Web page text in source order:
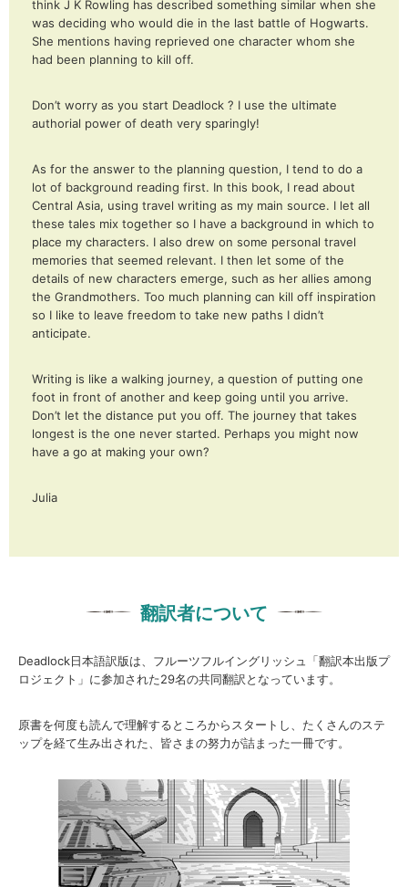
think J K Rowling has described something similar when she
was deciding who would die in the last battle of Hogwarts.
She mentions having reprieved one character whom she
had been planning to kill off.
Don’t worry as you start Deadlock ? I use the ultimate
authorial power of death very sparingly!
As for the answer to the planning question, I tend to do a
lot of background reading first. In this book, I read about
Central Asia, using travel writing as my main source. I let all
these tales mix together so I have a background in which to
place my characters. I also drew on some personal travel
memories that seemed relevant. I then let some of the
details of new characters emerge, such as her allies among
the Grandmothers. Too much planning can kill off inspiration
so I like to leave freedom to take new paths I didn’t
anticipate.
Writing is like a walking journey, a question of putting one
foot in front of another and keep going until you arrive.
Don’t let the distance put you off. The journey that takes
longest is the one never started. Perhaps you might now
have a go at making your own?
Julia
翻訳者について
Deadlock日本語訳版は、フルーツフルイングリッシュ「翻訳本出版プ
ロジェクト」に参加された29名の共同翻訳となっています。
原書を何度も読んで理解するところからスタートし、たくさんのステ
ップを経て生み出された、皆さまの努力が詰まった一冊です。